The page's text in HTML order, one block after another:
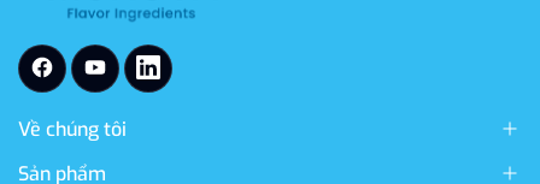
Về chúng tôi
Sản phẩm